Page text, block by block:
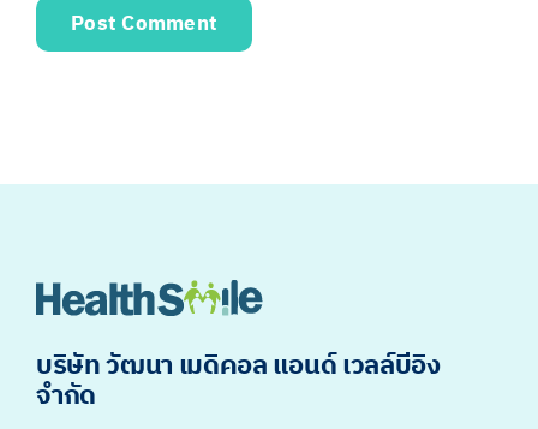
บริษัท วัฒนา เมดิคอล แอนด์ เวลล์บีอิง
จำกัด